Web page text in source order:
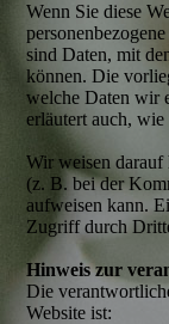
Wenn Sie diese
sind Daten, mit
können. Die
welche Daten wir
erläutert auch,
Wir weisen darauf
(z. B. bei der
aufweisen kann.
Zugriff durch
Hinweis zur
Die
Website ist: